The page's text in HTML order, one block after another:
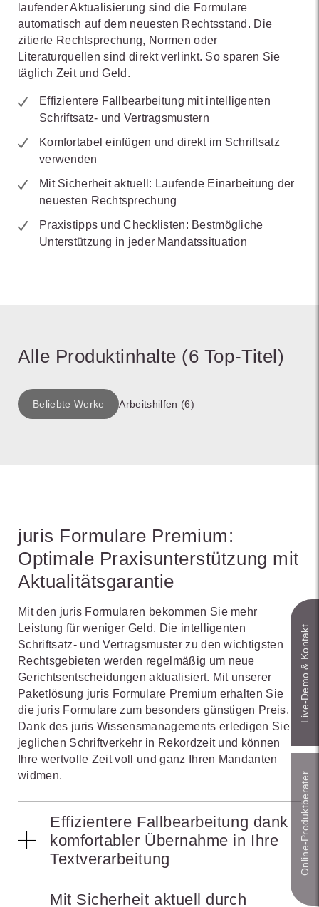
laufender Aktualisierung sind die Formulare
automatisch auf dem neuesten Rechtsstand. Die
zitierte Rechtsprechung, Normen oder
Literaturquellen sind direkt verlinkt. So sparen Sie
täglich Zeit und Geld.
Effizientere Fallbearbeitung mit intelligenten
Schriftsatz- und Vertragsmustern
Komfortabel einfügen und direkt im Schriftsatz
verwenden
Mit Sicherheit aktuell: Laufende Einarbeitung der
neuesten Rechtsprechung
Praxistipps und Checklisten: Bestmögliche
Unterstützung in jeder Mandatssituation
Alle Produktinhalte (6 Top-Titel)
Beliebte Werke Arbeitshilfen (6)
juris Formulare Premium:
Optimale Praxisunterstützung mit
Aktualitätsgarantie
Mit den juris Formularen bekommen Sie mehr
Leistung für weniger Geld. Die intelligenten
Schriftsatz- und Vertragsmuster zu den wichtigsten
Rechtsgebieten werden regelmäßig um neue
Gerichtsentscheidungen aktualisiert. Mit unserer
Paketlösung juris Formulare Premium erhalten Sie
die juris Formulare zum besonders günstigen Preis.
Dank des juris Wissensmanagements erledigen Sie
jeglichen Schriftverkehr in Rekordzeit und können
Ihre wertvolle Zeit voll und ganz Ihren Mandanten
widmen.
Effizientere Fallbearbeitung dank
komfortabler Übernahme in Ihre
Textverarbeitung
intelligenten, ständig aktualisierten Schriftsatz- und
Mit Sicherheit aktuell durch
Live‑Demo & Kontakt
Online-Produkt­berater